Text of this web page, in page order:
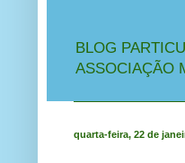
BLOG
ASSOCIAÇÃO
quarta-feira, 22 de